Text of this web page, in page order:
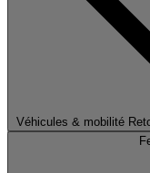
Véhicules & mobilité